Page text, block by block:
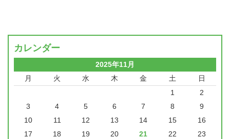
カレンダー
2025年11月
月
火 水 木 金 土 日
1
2
3
4 5 6 7 8
9
10
11 12 13 14 15
16
17
18 19 20 21 22
23